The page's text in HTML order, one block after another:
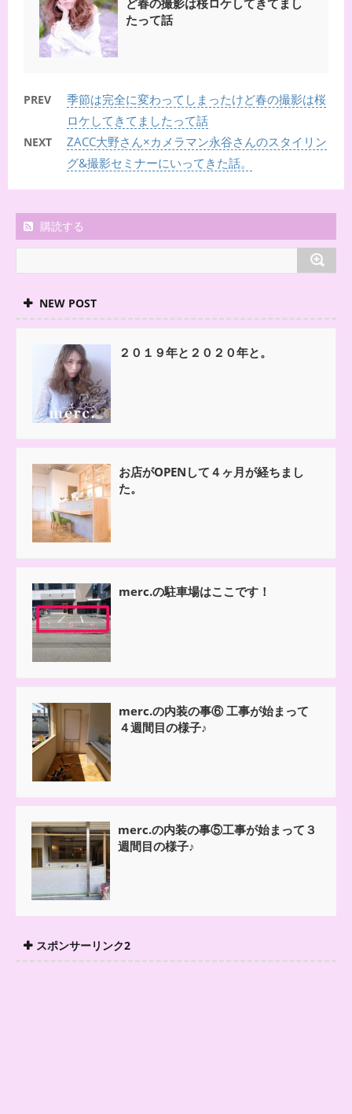
たって話
PREV
季節は完全に変わってしまったけど春の撮影は桜
ロケしてきてましたって話
NEXT
ZACC大野さん×カメラマン永谷さんのスタイリン
グ&撮影セミナーにいってきた話。
購読する
NEW POST
２０１９年と２０２０年と。
お店がOPENして４ヶ月が経ちまし
た。
merc.の駐車場はここです！
merc.の内装の事⑥ 工事が始まって
４週間目の様子♪
merc.の内装の事⑤工事が始まって３
週間目の様子♪
スポンサーリンク2